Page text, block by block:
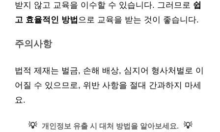
받지 않고 교육을 이수할 수 있습니다. 그러므로 쉽
고 효율적인 방법 으로 교육을 받는 것이 좋습니다.
주의사항
법적 제재는 벌금, 손해 배상, 심지어 형사처벌로 이
어질 수 있으므로, 위반 사항을 절대 간과하지 마세
요.
💡 개인정보 유출 시 대처 방법을 알아보세요. 💡